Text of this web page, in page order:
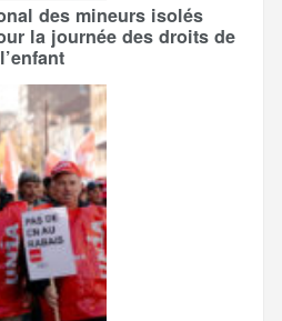
des mineurs isolés
la journée des droits de
l’enfant